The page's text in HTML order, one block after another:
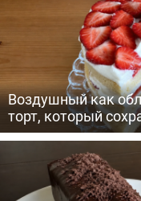
Воздушный как
торт, который